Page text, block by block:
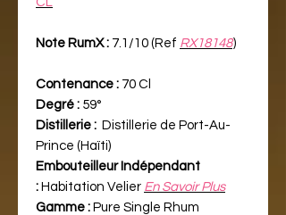
Note RumX : 7.1/10 (Ref RX18148)
Contenance : 70 Cl
Degré : 59°
Distillerie : Distillerie de Port-Au-
Prince (Haïti)
Embouteilleur Indépendant
: Habitation Velier En Savoir Plus
Gamme : Pure Single Rhum